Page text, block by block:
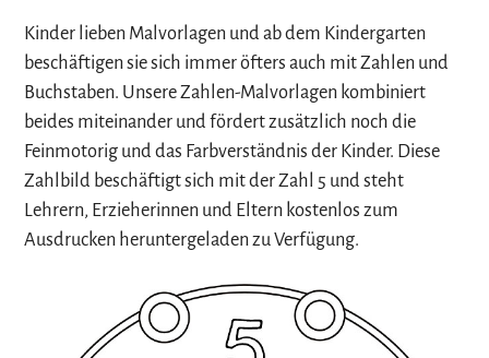
Kinder lieben Malvorlagen und ab dem Kindergarten
beschäftigen sie sich immer öfters auch mit Zahlen und
Buchstaben. Unsere Zahlen-Malvorlagen kombiniert
beides miteinander und fördert zusätzlich noch die
Feinmotorig und das Farbverständnis der Kinder. Diese
Zahlbild beschäftigt sich mit der Zahl 5 und steht
Lehrern, Erzieherinnen und Eltern kostenlos zum
Ausdrucken heruntergeladen zu Verfügung.